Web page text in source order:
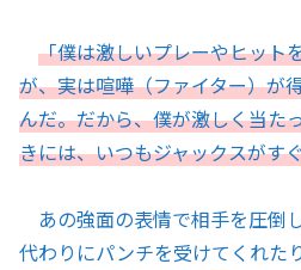
「僕は激しいプレーやヒット
が、実は喧嘩（ファイター）が
んだ。だから、僕が激しく当た
きには、いつもジャックスがす
あの強面の表情で相手を圧倒
代わりにパンチを受けてくれた